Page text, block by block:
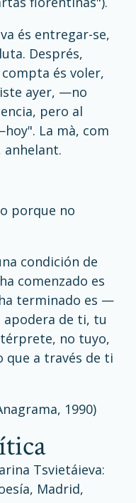
és entregar-se,
Després,
és voler,
ayer, —no
pero al
La mà, com
anhelant.
porque no
condición de
comenzado es
terminado es —
apodera de ti, tu
no tuyo,
que a través de ti
1990)
Tsvietáieva:
Madrid,